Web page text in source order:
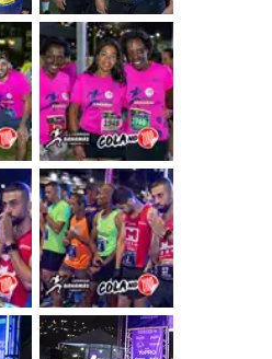
&nbsp;
&nbsp;
&nbsp;